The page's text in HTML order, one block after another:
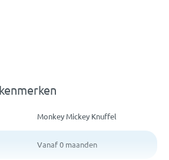
vanaf 0 maanden
Monkey Mickey Knuffel
Vanaf 0 maanden